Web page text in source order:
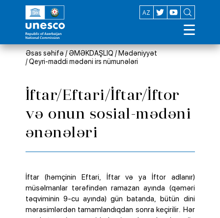
AZ
EN
Əsas səhifə / ƏMƏKDAŞLIQ / Mədəniyyət
/Qeyri-maddi mədəni irs nümunələri
İftar/Eftari/İftar/İftor
və onun sosial-mədəni
ənənələri
İftar (həmçinin Eftari, İftar və ya İftor adlanır)
müsəlmanlar tərəfindən ramazan ayında (qəməri
təqviminin 9-cu ayında) gün batanda, bütün dini
mərasimlərdən tamamlandıqdan sonra keçirilir. Hər